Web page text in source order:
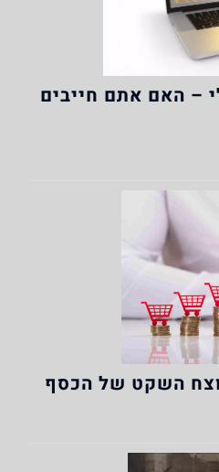
– האם אתם חייבים
השקט של הכסף